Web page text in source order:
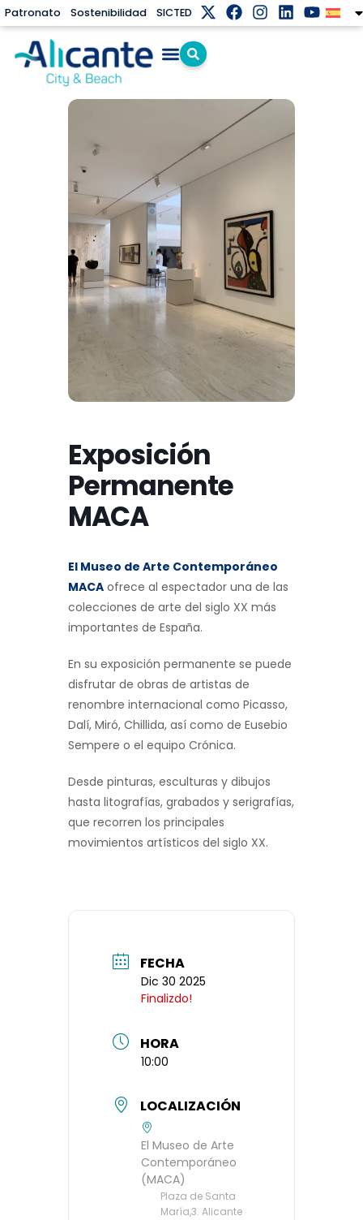
Patronato Sostenibilidad SICTED
Exposición
Permanente
MACA
El Museo de Arte Contemporáneo
MACA ofrece al espectador una de las
colecciones de arte del siglo XX más
importantes de España.
En su exposición permanente se puede
disfrutar de obras de artistas de
renombre internacional como Picasso,
Dalí, Miró, Chillida, así como de Eusebio
Sempere o el equipo Crónica.
Desde pinturas, esculturas y dibujos
hasta litografías, grabados y serigrafías,
que recorren los principales
movimientos artísticos del siglo XX.
FECHA
Dic 30 2025
Finalizdo!
HORA
10:00
LOCALIZACIÓN
El Museo de Arte
Contemporáneo
(MACA)
Plaza de Santa
María,3. Alicante